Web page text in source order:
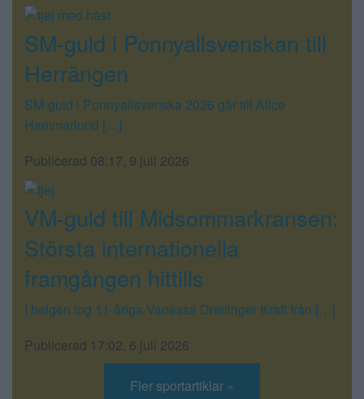
SM-guld i Ponnyallsvenskan till
Herrängen
SM-guld i Ponnyallsvenska 2026 går till Alice
Hammarlund […]
Publicerad 08:17, 9 juli 2026
VM-guld till Midsommarkransen:
Största internationella
framgången hittills
I helgen tog 11-åriga Vanessa Dreilinger Kraft från […]
Publicerad 17:02, 6 juli 2026
Fler sportartiklar »